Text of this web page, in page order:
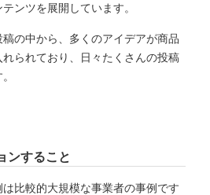
ンツを展開しています。
の中から、多くのアイデアが商品
られており、日々たくさんの投稿
ンすること
比較的大規模な事業者の事例です